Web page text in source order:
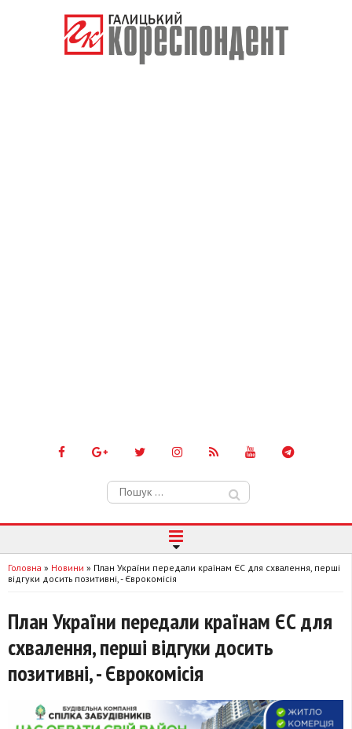
Пошук:
Головна » Новини » План України передали країнам ЄС для схвалення, перші
відгуки досить позитивні, - Єврокомісія
План України передали країнам ЄС для
схвалення, перші відгуки досить
позитивні, - Єврокомісія